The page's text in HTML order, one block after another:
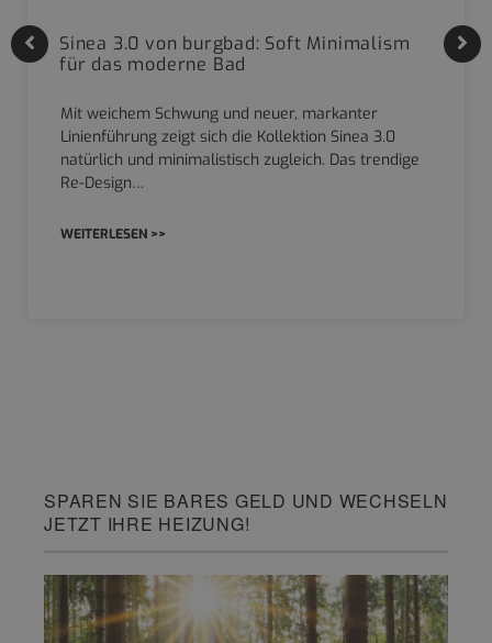
Sinea 3.0 von burgbad: Soft Minimalism
für das moderne Bad
Mit weichem Schwung und neuer, markanter
Linienführung zeigt sich die Kollektion Sinea 3.0
natürlich und minimalistisch zugleich. Das trendige
Re-Design…
WEITERLESEN >>
SPAREN SIE BARES GELD UND WECHSELN
JETZT IHRE HEIZUNG!